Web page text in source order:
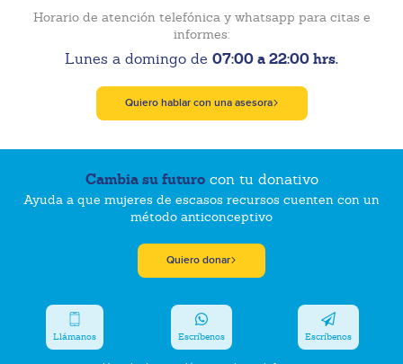
Horario de atención telefónica y whatsapp para citas e
informes:
Lunes a domingo de 07:00 a 22:00 hrs.
Quiero hablar con una asesora
Cambia su futurocon tu donativo
Ayuda a que mujeres de escasos recursos cuenten con un
método anticonceptivo
Quiero donar
Llámanos Escríbenos Escríbenos